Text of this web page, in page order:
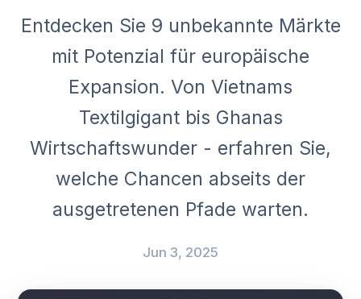
Entdecken Sie 9 unbekannte Märkte
mit Potenzial für europäische
Expansion. Von Vietnams
Textilgigant bis Ghanas
Wirtschaftswunder - erfahren Sie,
welche Chancen abseits der
ausgetretenen Pfade warten.
Jun 3, 2025